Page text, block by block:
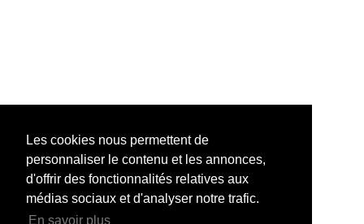
Les cookies nous permettent de
personnaliser le contenu et les annonces,
d'offrir des fonctionnalités relatives aux
médias sociaux et d'analyser notre trafic.
En savoir plus